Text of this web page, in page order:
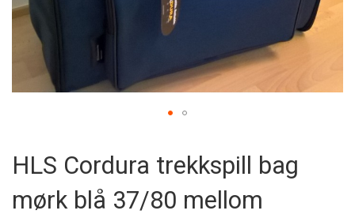
the
of
the
HLS Cordura trekkspill bag
mørk blå 37/80 mellom